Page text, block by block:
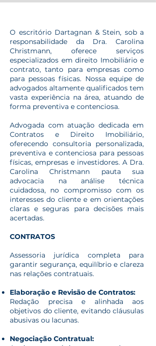
O escritório Dartagnan & Stein, sob a
responsabilidade da Dra. Carolina
Christmann, oferece serviços
especializados em direito Imobiliário e
contrato, tanto para empresas como
para pessoas físicas. Nossa equipe de
advogados altamente qualificados tem
vasta experiência na área, atuando de
forma preventiva e contenciosa.​
Advogada com atuação dedicada em
Contratos e Direito Imobiliário,
oferecendo consultoria personalizada,
preventiva e contenciosa para pessoas
físicas, empresas e investidores. A Dra.
Carolina Christmann pauta sua
advocacia na análise técnica
cuidadosa, no compromisso com os
interesses do cliente e em orientações
claras e seguras para decisões mais
acertadas.
CONTRATOS
Assessoria jurídica completa para
garantir segurança, equilíbrio e clareza
nas relações contratuais.
Elaboração e Revisão de Contratos:
Redação precisa e alinhada aos
objetivos do cliente, evitando cláusulas
abusivas ou lacunas.
Negociação Contratual: